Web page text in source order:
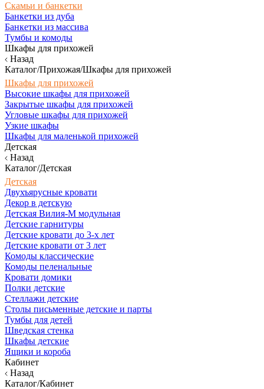
Скамьи и банкетки
Банкетки из дуба
Банкетки из массива
Тумбы и комоды
Шкафы для прихожей
Назад
Каталог/Прихожая/Шкафы для прихожей
Шкафы для прихожей
Высокие шкафы для прихожей
Закрытые шкафы для прихожей
Угловые шкафы для прихожей
Узкие шкафы
Шкафы для маленькой прихожей
Детская
Назад
Каталог/Детская
Детская
Двухъярусные кровати
Декор в детскую
Детская Вилия-М модульная
Детские гарнитуры
Детские кровати до 3-х лет
Детские кровати от 3 лет
Комоды классические
Комоды пеленальные
Кровати домики
Полки детские
Стеллажи детские
Столы письменные детские и парты
Тумбы для детей
Шведская стенка
Шкафы детские
Ящики и короба
Кабинет
Назад
Каталог/Кабинет